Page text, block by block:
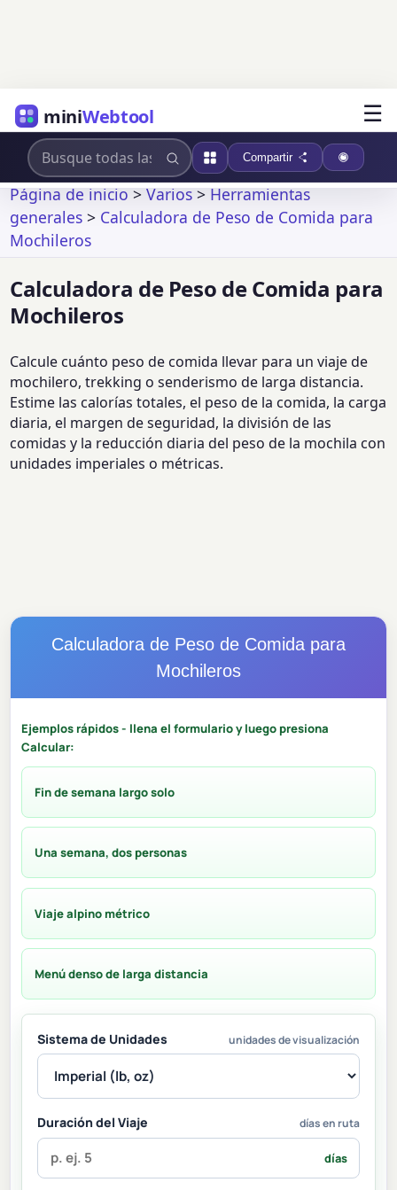
miniWebtool ☰
Compartir
Página de inicio>Varios>Herramientas
generales > Calculadora de Peso de Comida para
Mochileros
Calculadora de Peso de Comida para
Mochileros
Calcule cuánto peso de comida llevar para un viaje de
mochilero, trekking o senderismo de larga distancia.
Estime las calorías totales, el peso de la comida, la carga
diaria, el margen de seguridad, la división de las
comidas y la reducción diaria del peso de la mochila con
unidades imperiales o métricas.
Calculadora de Peso de Comida para
Mochileros
Ejemplos rápidos - llena el formulario y luego presiona
Calcular:
Fin de semana largo solo
Una semana, dos personas
Viaje alpino métrico
Menú denso de larga distancia
Sistema de Unidades unidades de visualización
Duración del Viaje días en ruta
días